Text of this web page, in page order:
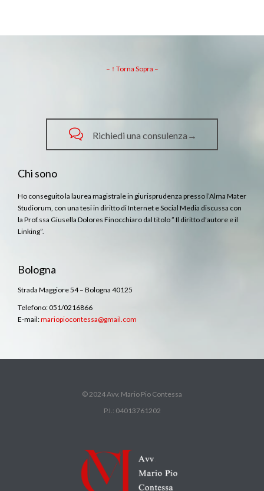
– ↑ Torna Sopra –
 Richiedi una consulenza→
Chi sono
Ho conseguito la laurea magistrale in giurisprudenza presso l’Alma Mater
Studiorum, con una tesi in diritto di Internet e Social Media discussa con
la Prof.ssa Giusella Dolores Finocchiaro dal titolo ” Il diritto d’autore e il
Linking”.
Bologna
Strada Maggiore 54 – Bologna 40125
Telefono: 051/0216866
E-mail:mariopiocontessa@gmail.com
© 2024 Avv. Mario Pio Contessa
P.I.: 04013761202